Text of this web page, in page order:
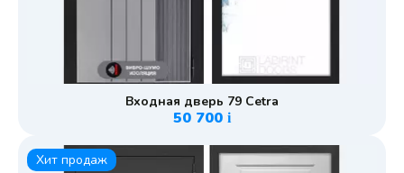
Входная дверь 79 Cetra
50 700 i
Хит продаж